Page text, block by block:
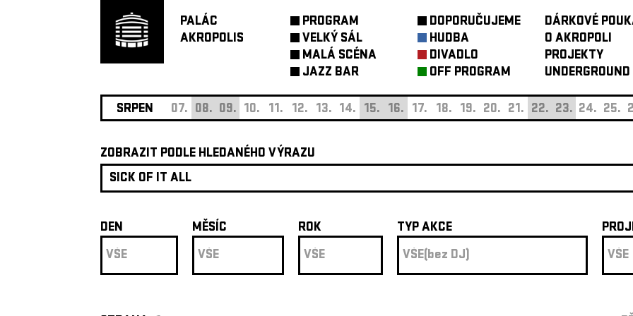
PALÁC
AKROPOLIS
PROGRAM
VELKÝ SÁL
MALÁ SCÉNA
JAZZ BAR
DOPORUČUJEME
HUDBA
DIVADLO
OFF PROGRAM
DÁRKOVÉ
O AKROPOLI
PROJEKTY
UNDERGROUND
SRPEN 07. 08. 09. 10. 11. 12. 13. 14. 15. 16. 17. 18. 19. 20. 21. 22. 23. 24. 25.
ZOBRAZIT PODLE HLEDANÉHO VÝRAZU
DEN MĚSÍC ROK TYP AKCE